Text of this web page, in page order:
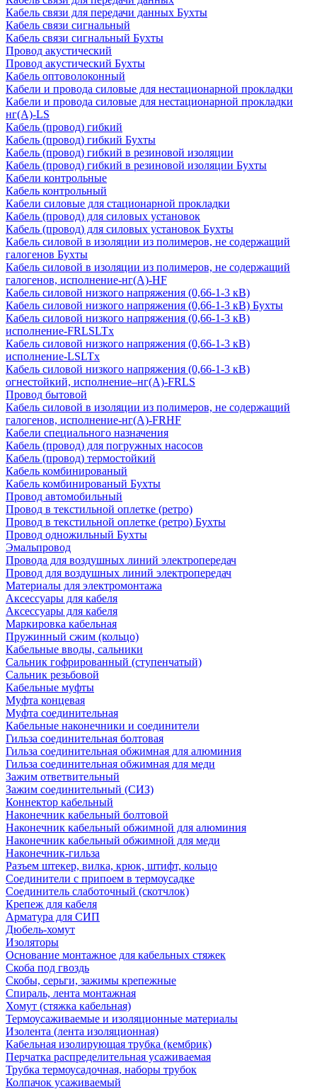
Кабель связи для передачи данных Бухты
Кабель связи сигнальный
Кабель связи сигнальный Бухты
Провод акустический
Провод акустический Бухты
Кабель оптоволоконный
Кабели и провода силовые для нестационарной прокладки
Кабели и провода силовые для нестационарной прокладки
нг(А)-LS
Кабель (провод) гибкий
Кабель (провод) гибкий Бухты
Кабель (провод) гибкий в резиновой изоляции
Кабель (провод) гибкий в резиновой изоляции Бухты
Кабели контрольные
Кабель контрольный
Кабели силовые для стационарной прокладки
Кабель (провод) для силовых установок
Кабель (провод) для силовых установок Бухты
Кабель силовой в изоляции из полимеров, не содержащий
галогенов Бухты
Кабель силовой в изоляции из полимеров, не содержащий
галогенов, исполнение-нг(А)-HF
Кабель силовой низкого напряжения (0,66-1-3 кВ)
Кабель силовой низкого напряжения (0,66-1-3 кВ) Бухты
Кабель силовой низкого напряжения (0,66-1-3 кВ)
исполнение-FRLSLTx
Кабель силовой низкого напряжения (0,66-1-3 кВ)
исполнение-LSLTx
Кабель силовой низкого напряжения (0,66-1-3 кВ)
огнестойкий, исполнение–нг(А)-FRLS
Провод бытовой
Кабель силовой в изоляции из полимеров, не содержащий
галогенов, исполнение-нг(А)-FRHF
Кабели специального назначения
Кабель (провод) для погружных насосов
Кабель (провод) термостойкий
Кабель комбинированый
Кабель комбинированый Бухты
Провод автомобильный
Провод в текстильной оплетке (ретро)
Провод в текстильной оплетке (ретро) Бухты
Провод одножильный Бухты
Эмальпровод
Провода для воздушных линий электропередач
Провод для воздушных линий электропередач
Материалы для электромонтажа
Аксессуары для кабеля
Аксессуары для кабеля
Маркировка кабельная
Пружинный сжим (кольцо)
Кабельные вводы, сальники
Сальник гофрированный (ступенчатый)
Сальник резьбовой
Кабельные муфты
Муфта концевая
Муфта соединительная
Кабельные наконечники и соединители
Гильза соединительная болтовая
Гильза соединительная обжимная для алюминия
Гильза соединительная обжимная для меди
Зажим ответвительный
Зажим соединительный (СИЗ)
Коннектор кабельный
Наконечник кабельный болтовой
Наконечник кабельный обжимной для алюминия
Наконечник кабельный обжимной для меди
Наконечник-гильза
Разъем штекер, вилка, крюк, штифт, кольцо
Соединители с припоем в термоусадке
Соединитель слаботочный (скотчлок)
Крепеж для кабеля
Арматура для СИП
Дюбель-хомут
Изоляторы
Основание монтажное для кабельных стяжек
Скоба под гвоздь
Скобы, серьги, зажимы крепежные
Спираль, лента монтажная
Хомут (стяжка кабельная)
Термоусаживаемые и изоляционные материалы
Изолента (лента изоляционная)
Кабельная изолирующая трубка (кембрик)
Перчатка распределительная усаживаемая
Трубка термоусадочная, наборы трубок
Колпачок усаживаемый